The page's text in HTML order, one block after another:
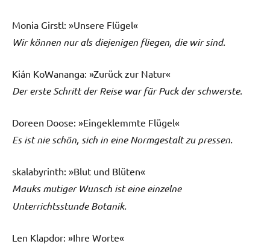
Monia Girstl: »Unsere Flügel«
Wir können nur als diejenigen fliegen, die wir sind.
Kián KoWananga: »Zurück zur Natur«
Der erste Schritt der Reise war für Puck der schwerste.
Doreen Doose: »Eingeklemmte Flügel«
Es ist nie schön, sich in eine Normgestalt zu pressen.
skalabyrinth: »Blut und Blüten«
Mauks mutiger Wunsch ist eine einzelne
Unterrichtsstunde Botanik.
Len Klapdor: »Ihre Worte«